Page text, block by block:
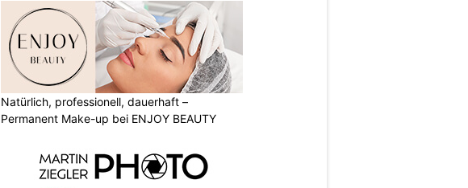
Natürlich, professionell, dauerhaft –
Permanent Make-up bei ENJOY BEAUTY